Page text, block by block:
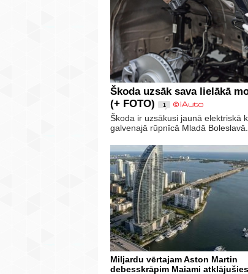
Škoda uzsāk sava lielākā
(+ FOTO)
1
Škoda ir uzsākusi jaunā elektriskā
galvenajā rūpnīcā Mladā Boleslavā.
Miljardu vērtajam Aston Martin
debesskrāpim Maiami atklājušies